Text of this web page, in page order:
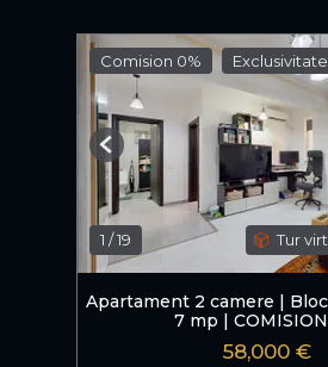
Comision 0% Exclusivitate
1 /19 Tur
Previous
Apartament 2 camere |
7 mp |
58,000 €